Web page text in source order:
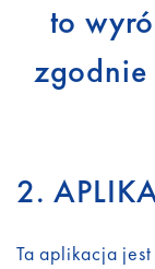
to
zgodnie
2.
Ta aplikacja